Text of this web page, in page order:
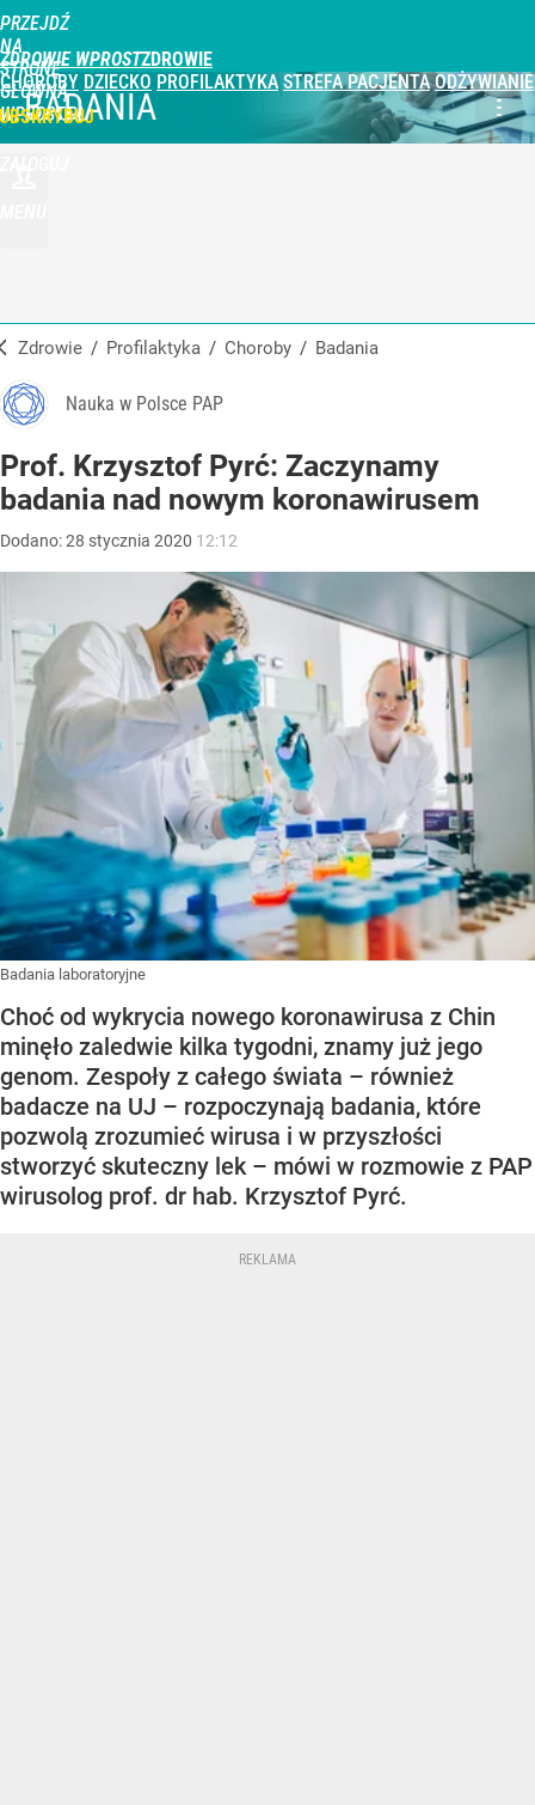
PRZEJDŹ
NA
STRONĘ
GŁÓWNĄ
WPROST.PL
ZDROWIE WPROST
CHOROBY DZIECKO PROFILAKTYKA STREFA PACJENTA ODŻYWIANIE
BADANIA
Zdrowie / Profilaktyka / Choroby / Badania
Nauka w Polsce PAP
Prof. Krzysztof Pyrć: Zaczynamy
badania nad nowym koronawirusem
Dodano:28 stycznia 2020 12:12
Badania laboratoryjne
Choć od wykrycia nowego koronawirusa z Chin
minęło zaledwie kilka tygodni, znamy już jego
genom. Zespoły z całego świata – również
badacze na UJ – rozpoczynają badania, które
pozwolą zrozumieć wirusa i w przyszłości
stworzyć skuteczny lek – mówi w rozmowie z PAP
wirusolog prof. dr hab. Krzysztof Pyrć.